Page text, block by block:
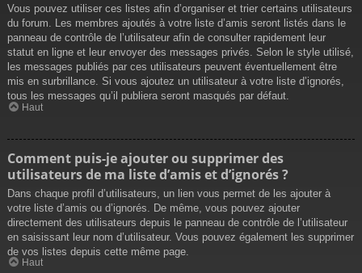
Vous pouvez utiliser ces listes afin d’organiser et trier certains utilisateurs
du forum. Les membres ajoutés à votre liste d’amis seront listés dans le
panneau de contrôle de l’utilisateur afin de consulter rapidement leur
statut en ligne et leur envoyer des messages privés. Selon le style utilisé,
les messages publiés par ces utilisateurs peuvent éventuellement être
mis en surbrillance. Si vous ajoutez un utilisateur à votre liste d’ignorés,
tous les messages qu’il publiera seront masqués par défaut.
Haut
Comment puis-je ajouter ou supprimer des
utilisateurs de ma liste d’amis et d’ignorés ?
Dans chaque profil d’utilisateurs, un lien vous permet de les ajouter à
votre liste d’amis ou d’ignorés. De même, vous pouvez ajouter
directement des utilisateurs depuis le panneau de contrôle de l’utilisateur
en saisissant leur nom d’utilisateur. Vous pouvez également les supprimer
de vos listes depuis cette même page.
Haut